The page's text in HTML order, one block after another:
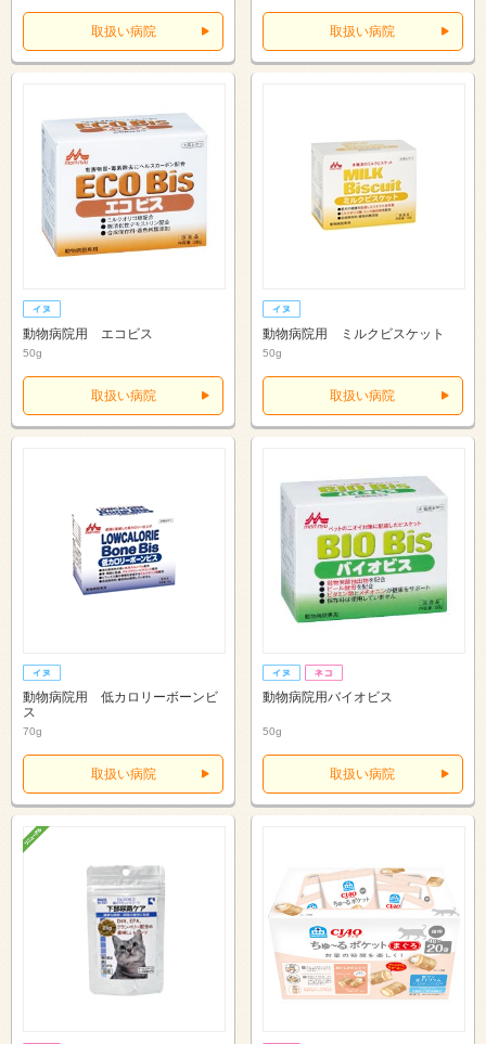
取扱い病院 取扱い病院
動物病院用 エコビス
50g
取扱い病院
動物病院用 ミルクビスケット
50g
取扱い病院
動物病院用 低カロリーボーンビ
ス
70g
取扱い病院
動物病院用バイオビス
50g
取扱い病院